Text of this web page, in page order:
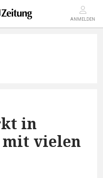
ANMELDEN
in
mit vielen